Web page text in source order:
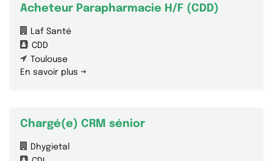
Acheteur Parapharmacie H/F (CDD)
Laf Santé
CDD
Toulouse
En savoir plus
Chargé(e) CRM sénior
Dhygietal